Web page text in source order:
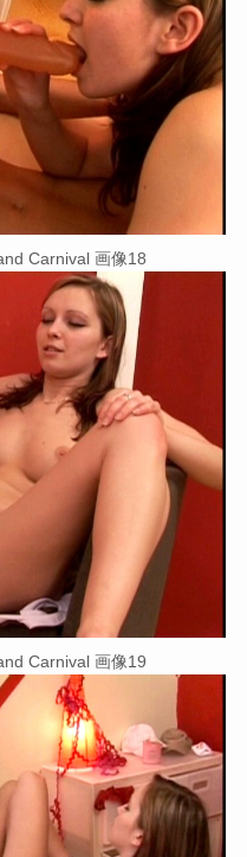
Carnival 画像18
Carnival 画像19